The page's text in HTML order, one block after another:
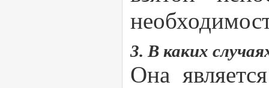
3. В каких
Она